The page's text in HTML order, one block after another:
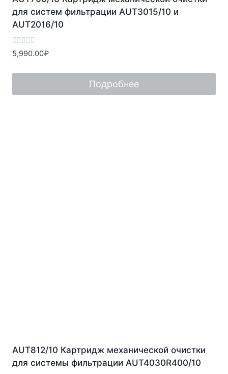
для систем фильтрации AUT3015/10 и
AUT2016/10
Оценка
0
5
5,990.00₽
Подробнее
AUT812/10 Картридж механической очистки
для системы фильтрации AUT4030R400/10